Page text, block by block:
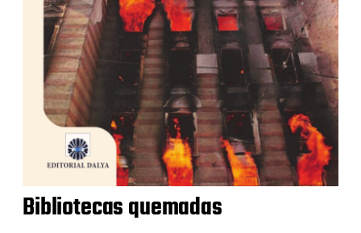
Bibliotecas quemadas